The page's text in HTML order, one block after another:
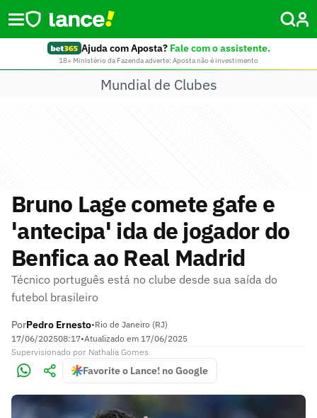
Ajuda com Aposta? Fale com o assistente.
18+ Ministério da Fazenda adverte: Aposta não é investimento
Mundial de Clubes
Bruno Lage comete gafe e
'antecipa' ida de jogador do
Benfica ao Real Madrid
Técnico português está no clube desde sua saída do
futebol brasileiro
PorPedro Ernesto•Rio de Janeiro (RJ)
17/06/202508:17•Atualizado em 17/06/2025
Supervisionado por Nathalia Gomes
Favorite o Lance! no Google